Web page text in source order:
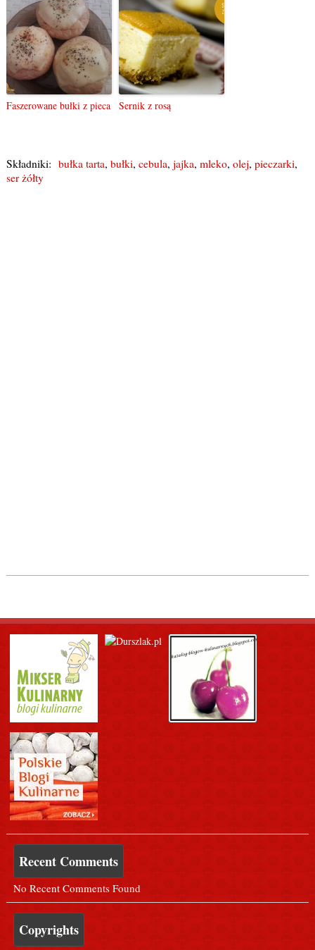
Faszerowane bułki z pieca Sernik z rosą
Składniki: bułka tarta, bułki, cebula, jajka, mleko, olej, pieczarki,
ser żółty
Recent Comments
No Recent Comments Found
Copyrights